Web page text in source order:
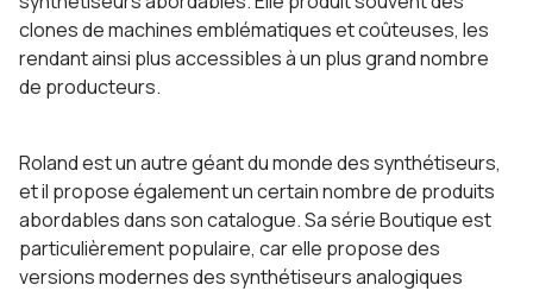
clones de machines emblématiques et coûteuses, les
rendant ainsi plus accessibles à un plus grand nombre
de producteurs.
Roland est un autre géant du monde des synthétiseurs,
et il propose également un certain nombre de produits
abordables dans son catalogue. Sa série Boutique est
particulièrement populaire, car elle propose des
versions modernes des synthétiseurs analogiques